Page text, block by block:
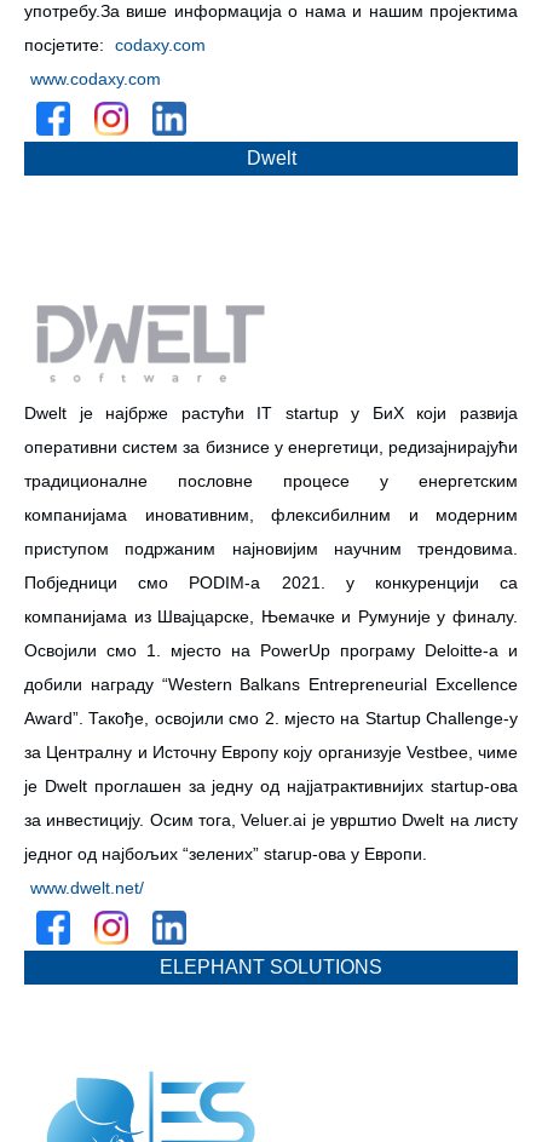
употребу.За више информација о нама и нашим пројектима
посјетите:
codaxy.com
www.codaxy.com
Dwelt
Dwelt је најбрже растући IT startup у БиХ који развија
оперативни систем за бизнисе у енергетици, редизајнирајући
традиционалне пословне процесе у енергетским
компанијама иновативним, флексибилним и модерним
приступом подржаним најновијим научним трендовима.
Побједници смо PODIM-а 2021. у конкуренцији са
компанијама из Швајцарске, Њемачке и Румуније у финалу.
Освојили смо 1. мјесто на PowerUp програму Deloitte-а и
добили награду “Western Balkans Entrepreneurial Excellence
Award”. Такође, освојили смо 2. мјесто на Startup Challenge-у
за Централну и Источну Европу коју организује Vestbee, чиме
је Dwelt проглашен за једну од најјатрактивнијих startup-ова
за инвестицију. Осим тога, Veluer.ai је уврштио Dwelt на листу
једног од најбољих “зелених” starup-ова у Европи.
www.dwelt.net/
ELEPHANT SOLUTIONS